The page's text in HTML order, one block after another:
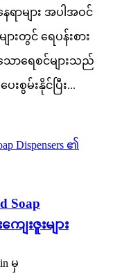
ေရာများ အပါအဝင်
းတွင် ရေပန်းစား
ရေစင်များသည်
းစွမ်းနိုင်ပြီး...
Soap
ေးဇူးများ
မှ